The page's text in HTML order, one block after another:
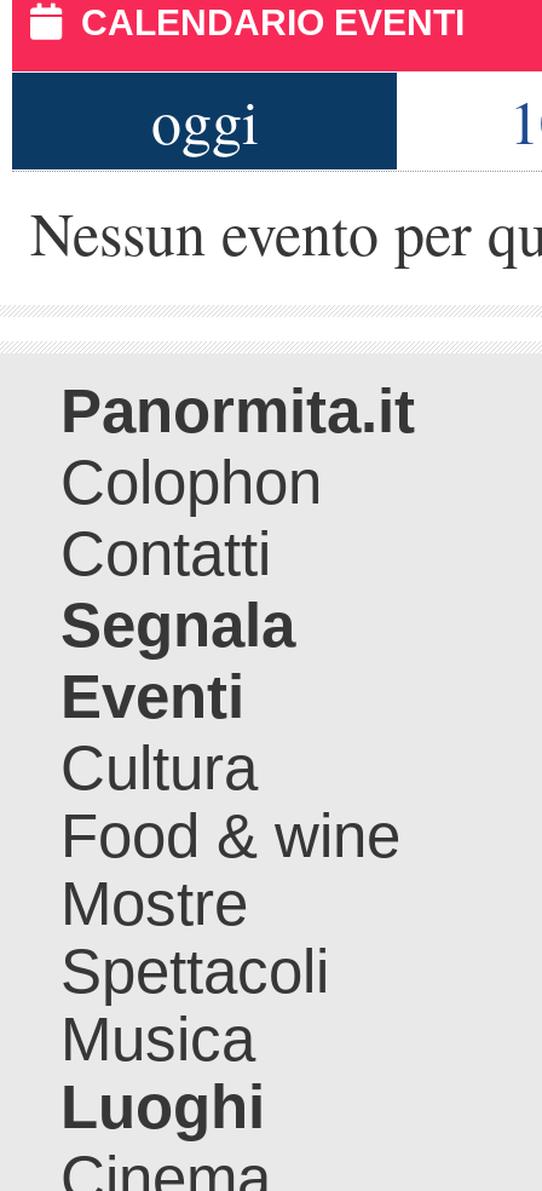
CALENDARIO EVENTI
oggi
Nessun evento per
Panormita.it
Colophon
Contatti
Segnala
Eventi
Cultura
Food & wine
Mostre
Spettacoli
Musica
Luoghi